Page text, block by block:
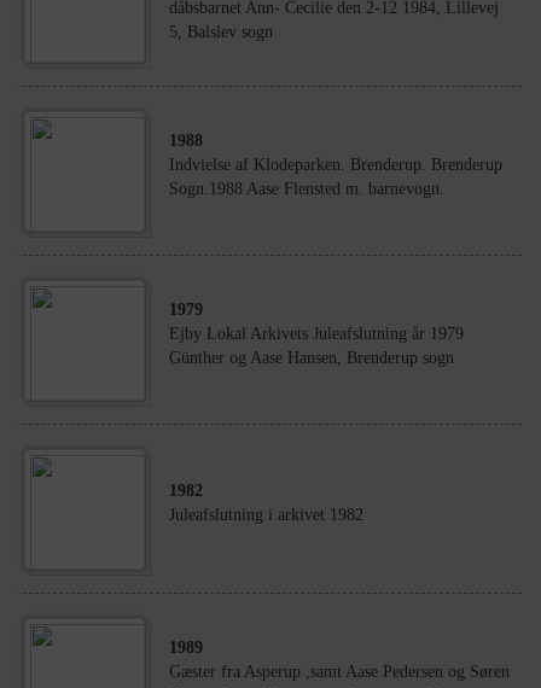
dåbsbarnet Ann- Cecilie den 2-12 1984, Lillevej
5, Balslev sogn
1988
Indvielse af Klodeparken. Brenderup. Brenderup
Sogn.1988 Aase Flensted m. barnevogn.
1979
Ejby Lokal Arkivets Juleafslutning år 1979
Günther og Aase Hansen, Brenderup sogn
1982
Juleafslutning i arkivet 1982
1989
Gæster fra Asperup ,samt Aase Pedersen og Søren